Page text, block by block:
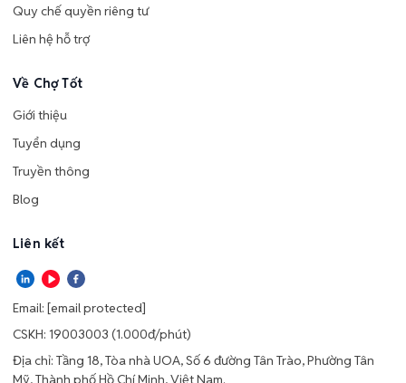
Quy chế quyền riêng tư
Liên hệ hỗ trợ
Về Chợ Tốt
Giới thiệu
Tuyển dụng
Truyền thông
Blog
Liên kết
Email: [email protected]
CSKH: 19003003 (1.000đ/phút)
Địa chỉ: Tầng 18, Tòa nhà UOA, Số 6 đường Tân Trào, Phường Tân